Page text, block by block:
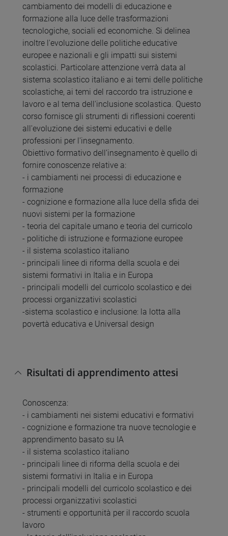
cambiamento dei modelli di educazione e
formazione alla luce delle trasformazioni
tecnologiche, sociali ed economiche. Si delinea
inoltre l'evoluzione delle politiche educative
europee e nazionali e gli impatti sui sistemi
scolastici. Particolare attenzione verrà data al
sistema scolastico italiano e ai temi delle politiche
scolastiche, ai temi del raccordo tra istruzione e
lavoro e al tema dell'inclusione scolastica. Questo
corso fornisce gli strumenti di riflessioni coerenti
all'evoluzione dei sistemi educativi e delle
professioni per l'insegnamento.
Obiettivo formativo dell’insegnamento è quello di
fornire conoscenze relative a:
- i cambiamenti nei processi di educazione e
formazione
- cognizione e formazione alla luce della sfida dei
nuovi sistemi per la formazione
- teoria del capitale umano e teoria del curricolo
- politiche di istruzione e formazione europee
- il sistema scolastico italiano
- principali linee di riforma della scuola e dei
sistemi formativi in Italia e in Europa
- principali modelli del curricolo scolastico e dei
processi organizzativi scolastici
-sistema scolastico e inclusione: la lotta alla
povertà educativa e Universal design
Risultati di apprendimento attesi
Conoscenza:
- i cambiamenti nei sistemi educativi e formativi
- cognizione e formazione tra nuove tecnologie e
apprendimento basato su IA
- il sistema scolastico italiano
- principali linee di riforma della scuola e dei
sistemi formativi in Italia e in Europa
- principali modelli del curricolo scolastico e dei
processi organizzativi scolastici
- strumenti e opportunità per il raccordo scuola
lavoro